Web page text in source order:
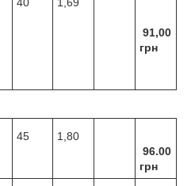
91,00
грн
45
1,80
96.00
грн